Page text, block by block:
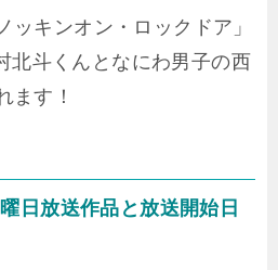
ッキンオン・ロックドア」
北斗くんとなにわ男子の西
ます！
日放送作品と放送開始日